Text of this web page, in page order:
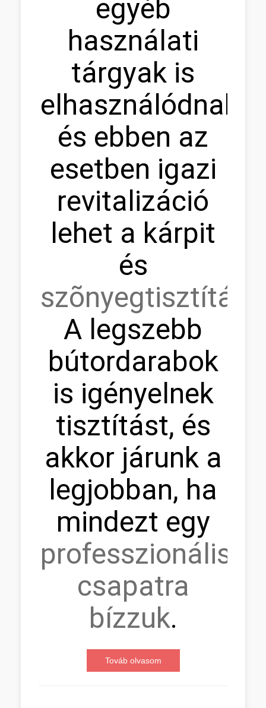
egyéb
használati
tárgyak is
elhasználódnak,
és ebben az
esetben igazi
revitalizáció
lehet a kárpit
és
szõnyegtisztítás.
A legszebb
bútordarabok
is igényelnek
tisztítást, és
akkor járunk a
legjobban, ha
mindezt egy
professzionális
csapatra
bízzuk.
Továb olvasom